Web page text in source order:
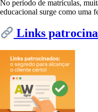
No período de matrículas,
educacional surge como uma
Links